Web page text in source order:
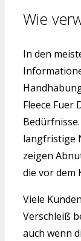
Wie
In den
Fleece Fuer
langfristige
zeigen
die vor dem
Viele
Verschleiß
auch wenn